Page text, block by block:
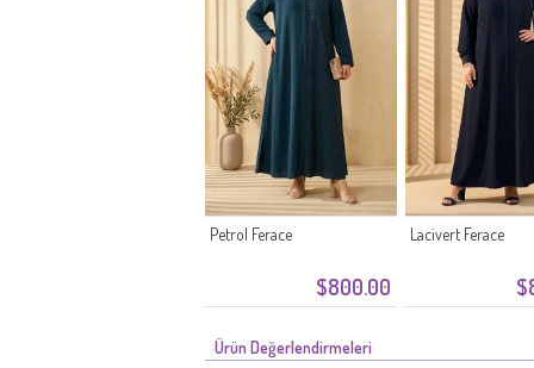
$800.00
Petrol Ferace Lacivert Ferace
Ürün Değerlendirmeleri